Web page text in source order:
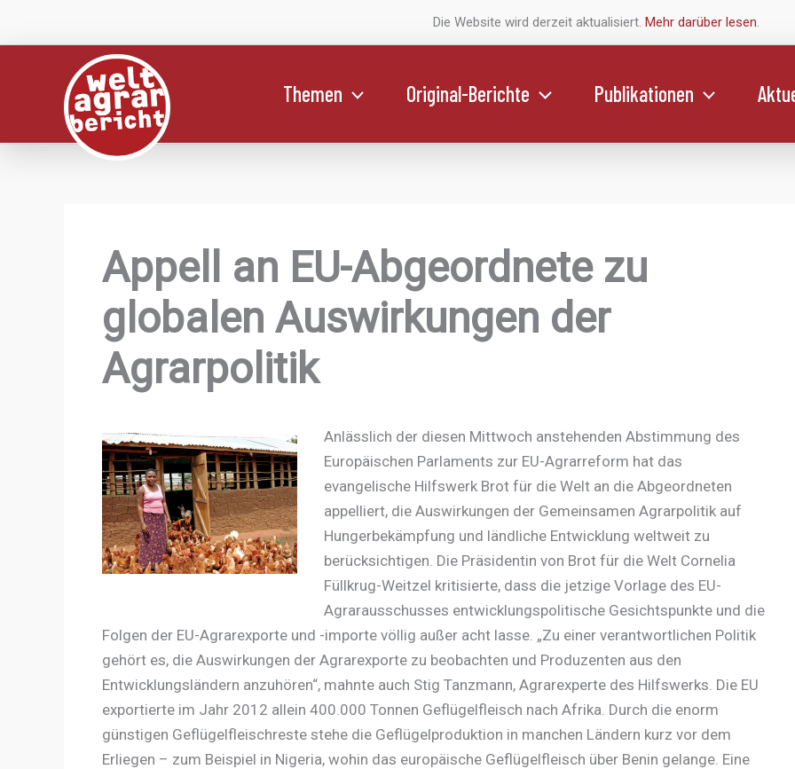
Die Website wird derzeit aktualisiert. Mehr darüber lesen.
Themen Original-Berichte Publikationen
Appell an EU-Abgeordnete zu
globalen Auswirkungen der
Agrarpolitik
Anlässlich der diesen Mittwoch anstehenden Abstimmung des
Europäischen Parlaments zur EU-Agrarreform hat das
evangelische Hilfswerk Brot für die Welt an die Abgeordneten
appelliert, die Auswirkungen der Gemeinsamen Agrarpolitik auf
Hungerbekämpfung und ländliche Entwicklung weltweit zu
berücksichtigen. Die Präsidentin von Brot für die Welt Cornelia
Füllkrug-Weitzel kritisierte, dass die jetzige Vorlage des EU-
Agrarausschusses entwicklungspolitische Gesichtspunkte und die
Folgen der EU-Agrarexporte und -importe völlig außer acht lasse. „Zu einer verantwortlichen Politik
gehört es, die Auswirkungen der Agrarexporte zu beobachten und Produzenten aus den
Entwicklungsländern anzuhören“, mahnte auch Stig Tanzmann, Agrarexperte des Hilfswerks. Die EU
exportierte im Jahr 2012 allein 400.000 Tonnen Geflügelfleisch nach Afrika. Durch die enorm
günstigen Geflügelfleischreste stehe die Geflügelproduktion in manchen Ländern kurz vor dem
Erliegen – zum Beispiel in Nigeria, wohin das europäische Geflügelfleisch über Benin gelange. Eine